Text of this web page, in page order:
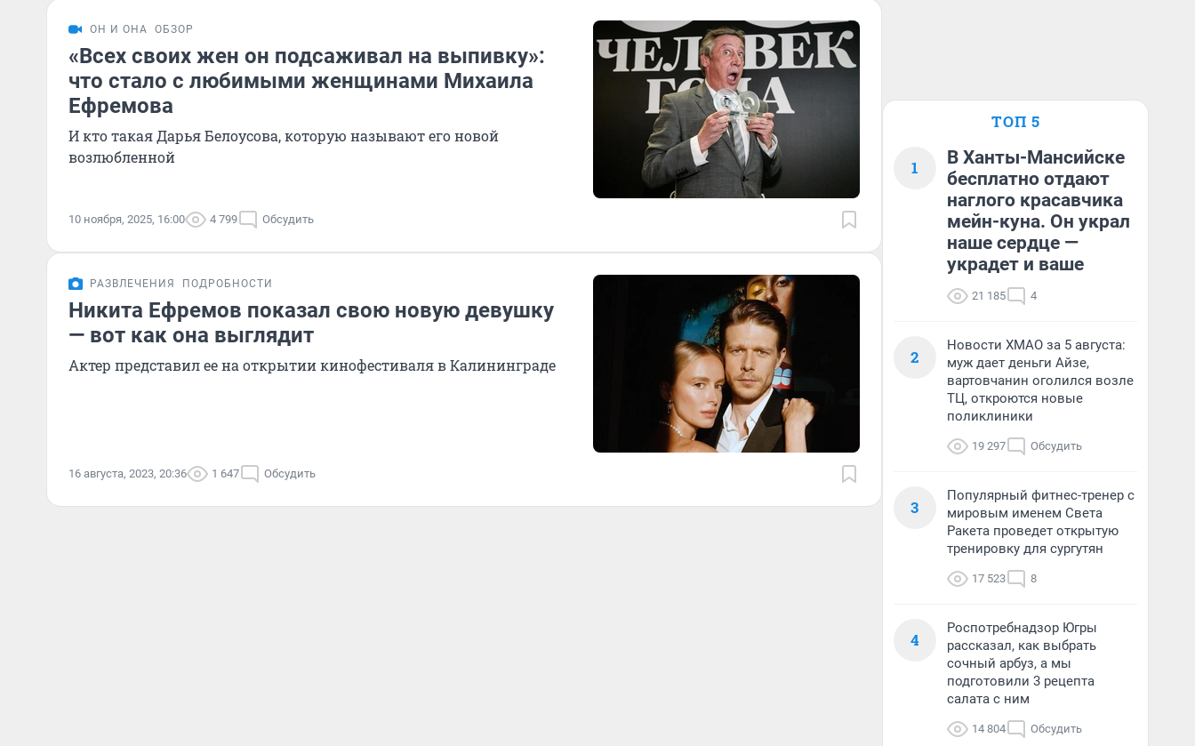
ОН И ОНА ОБЗОР
«Всех своих жен он подсаживал на выпивку»:
что стало с любимыми женщинами Михаила
Ефремова
И кто такая Дарья Белоусова, которую называют его новой
возлюбленной
10 ноября, 2025, 16:00 4 799 Обсудить
РАЗВЛЕЧЕНИЯ ПОДРОБНОСТИ
Никита Ефремов показал свою новую девушку
— вот как она выглядит
Актер представил ее на открытии кинофестиваля в Калининграде
16 августа, 2023, 20:36 1 647 Обсудить
ТОП 5
1
В Ханты-Мансийске
бесплатно отдают
наглого красавчика
мейн-куна. Он украл
наше сердце —
украдет и ваше
21 185 4
2
Новости ХМАО за 5 августа:
муж дает деньги Айзе,
вартовчанин оголился возле
ТЦ, откроются новые
поликлиники
19 297 Обсудить
3
Популярный фитнес-тренер с
мировым именем Света
Ракета проведет открытую
тренировку для сургутян
17 523 8
4
Роспотребнадзор Югры
рассказал, как выбрать
сочный арбуз, а мы
подготовили 3 рецепта
салата с ним
14 804 Обсудить